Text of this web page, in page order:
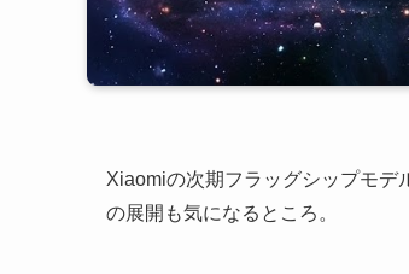
Xiaomiの次期フラッグシップモデ
の展開も気になるところ。